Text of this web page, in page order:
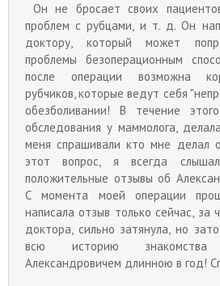
Он не бросает своих
проблем с рубцами, и т. д. Он
доктору, который может
проблемы безоперационным
после операции возможна
рубчиков, которые ведут себя
обезболивании! В течение
обследования у маммолога,
меня спрашивали кто мне делал
этот вопрос, я всегда
положительные отзывы об
С момента моей операции
написала отзыв только сейчас,
доктора, сильно затянула, но
всю историю
Александровичем длинною в год!